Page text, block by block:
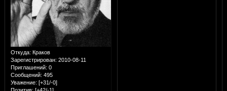
Откуда: Краков
Зарегистрирован: 2010-08-11
Приглашений: 0
Сообщений: 495
Уважение: [+31/-0]